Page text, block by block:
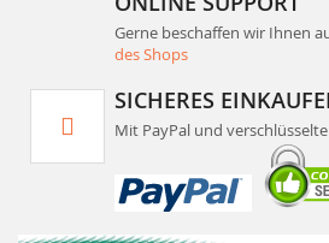
Gerne beschaffen wir Ihnen
des Shops
SICHERES
Mit PayPal und